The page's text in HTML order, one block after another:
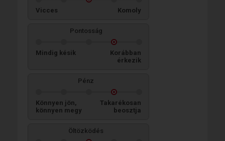
Vicces Komoly
Pontosság
Mindig késik
Korábban
érkezik
Pénz
Könnyen jön,
könnyen megy
Takarékosan
beosztja
Öltözködés